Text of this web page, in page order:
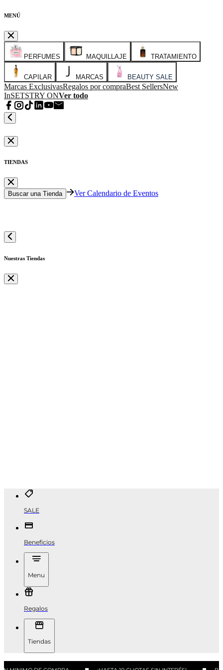
MENÚ
PERFUMES MAQUILLAJE TRATAMIENTO
CAPILAR MARCAS BEAUTY SALE
Marcas ExclusivasRegalos por compraBest SellersNew
InSETSTRY ONVer todo
TIENDAS
Buscar una Tienda Ver Calendario de Eventos
Nuestras Tiendas
SALE
Beneficios
Menu
Regalos
Tiendas